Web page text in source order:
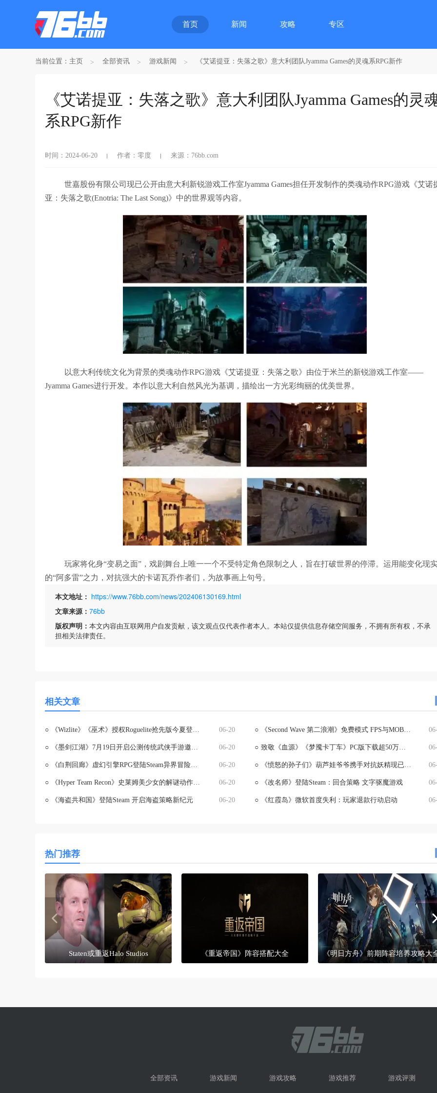
首页 新闻 攻略 专区
当前位置： 主页 全部资讯 游戏新闻 《艾诺提亚：失落之歌》意大利团队Jyamma Games的灵魂系RPG新作
《艾诺提亚：失落之歌》意大利团队Jyamma Games的灵
系RPG新作
时间：2024-06-20 作者：零度 来源：76bb.com
世嘉股份有限公司现已公开由意大利新锐游戏工作室Jyamma Games担任开发制作的类魂动作RPG游戏《艾诺
亚：失落之歌(Enotria: The Last Song)》中的世界观等内容。
以意大利传统文化为背景的类魂动作RPG游戏《艾诺提亚：失落之歌》由位于米兰的新锐游戏工作室——
Jyamma Games进行开发。本作以意大利自然风光为基调，描绘出一方光彩绚丽的优美世界。
玩家将化身“变易之面”，戏剧舞台上唯一一个不受特定角色限制之人，旨在打破世界的停滞。运用能变化现
的“阿多雷”之力，对抗强大的卡诺瓦乔作者们，为故事画上句号。
本文地址： https://www.76bb.com/news/202406130169.html
文章来源： 76bb
版权声明： 本文内容由互联网用户自发贡献，该文观点仅代表作者本人。本站仅提供信息存储空间服务，不拥有所有权，不承
担相关法律责任。
相关文章
○ 《Wizlite》《巫术》授权Roguelite抢先版今夏登陆Steam 06-20 ○ 《Second Wave 第二浪潮》免费模式 FPS与MOBA融合巨制邀您无门槛畅玩
○ 《墨剑江湖》7月19日开启公测传统武侠手游邀你共赴水墨江湖 06-20 ○ 致敬《血源》《梦魇卡丁车》PC版下载超50万揽获97%好评
○ 《白荆回廊》虚幻引擎RPG登陆Steam异界冒险待启 06-20 ○ 《愤怒的孙子们》葫芦娃爷爷携手对抗妖精现已Steam免费畅玩
○ 《Hyper Team Recon》史莱姆美少女的解谜动作冒险现已揭晓！ 06-20 ○ 《改名师》登陆Steam：回合策略 文字驱魔游戏
○ 《海盗共和国》登陆Steam 开启海盗策略新纪元 06-20 ○ 《红霞岛》微软首度失利：玩家退款行动启动
热门推荐
Staten或重返Halo Studios 《重返帝国》阵容搭配大全 《明日方舟》前期阵容培养攻略大
全部资讯 游戏新闻 游戏攻略 游戏推荐 游戏评测